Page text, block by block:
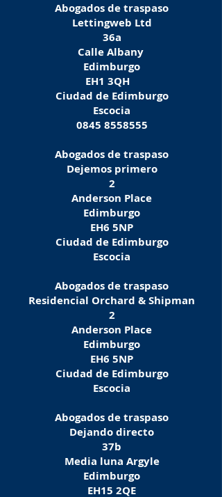
Abogados de traspaso
Lettingweb Ltd
36a
Calle Albany
Edimburgo
EH1 3QH
Ciudad de Edimburgo
Escocia
0845 8558555
Abogados de traspaso
Dejemos primero
2
Anderson Place
Edimburgo
EH6 5NP
Ciudad de Edimburgo
Escocia
Abogados de traspaso
Residencial Orchard & Shipman
2
Anderson Place
Edimburgo
EH6 5NP
Ciudad de Edimburgo
Escocia
Abogados de traspaso
Dejando directo
37b
Media luna Argyle
Edimburgo
EH15 2QE